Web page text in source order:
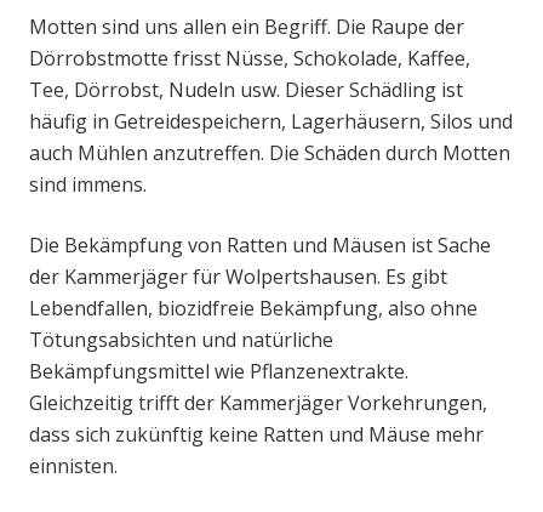
Motten sind uns allen ein Begriff. Die Raupe der
Dörrobstmotte frisst Nüsse, Schokolade, Kaffee,
Tee, Dörrobst, Nudeln usw. Dieser Schädling ist
häufig in Getreidespeichern, Lagerhäusern, Silos und
auch Mühlen anzutreffen. Die Schäden durch Motten
sind immens.
Die Bekämpfung von Ratten und Mäusen ist Sache
der Kammerjäger für Wolpertshausen. Es gibt
Lebendfallen, biozidfreie Bekämpfung, also ohne
Tötungsabsichten und natürliche
Bekämpfungsmittel wie Pflanzenextrakte.
Gleichzeitig trifft der Kammerjäger Vorkehrungen,
dass sich zukünftig keine Ratten und Mäuse mehr
einnisten.